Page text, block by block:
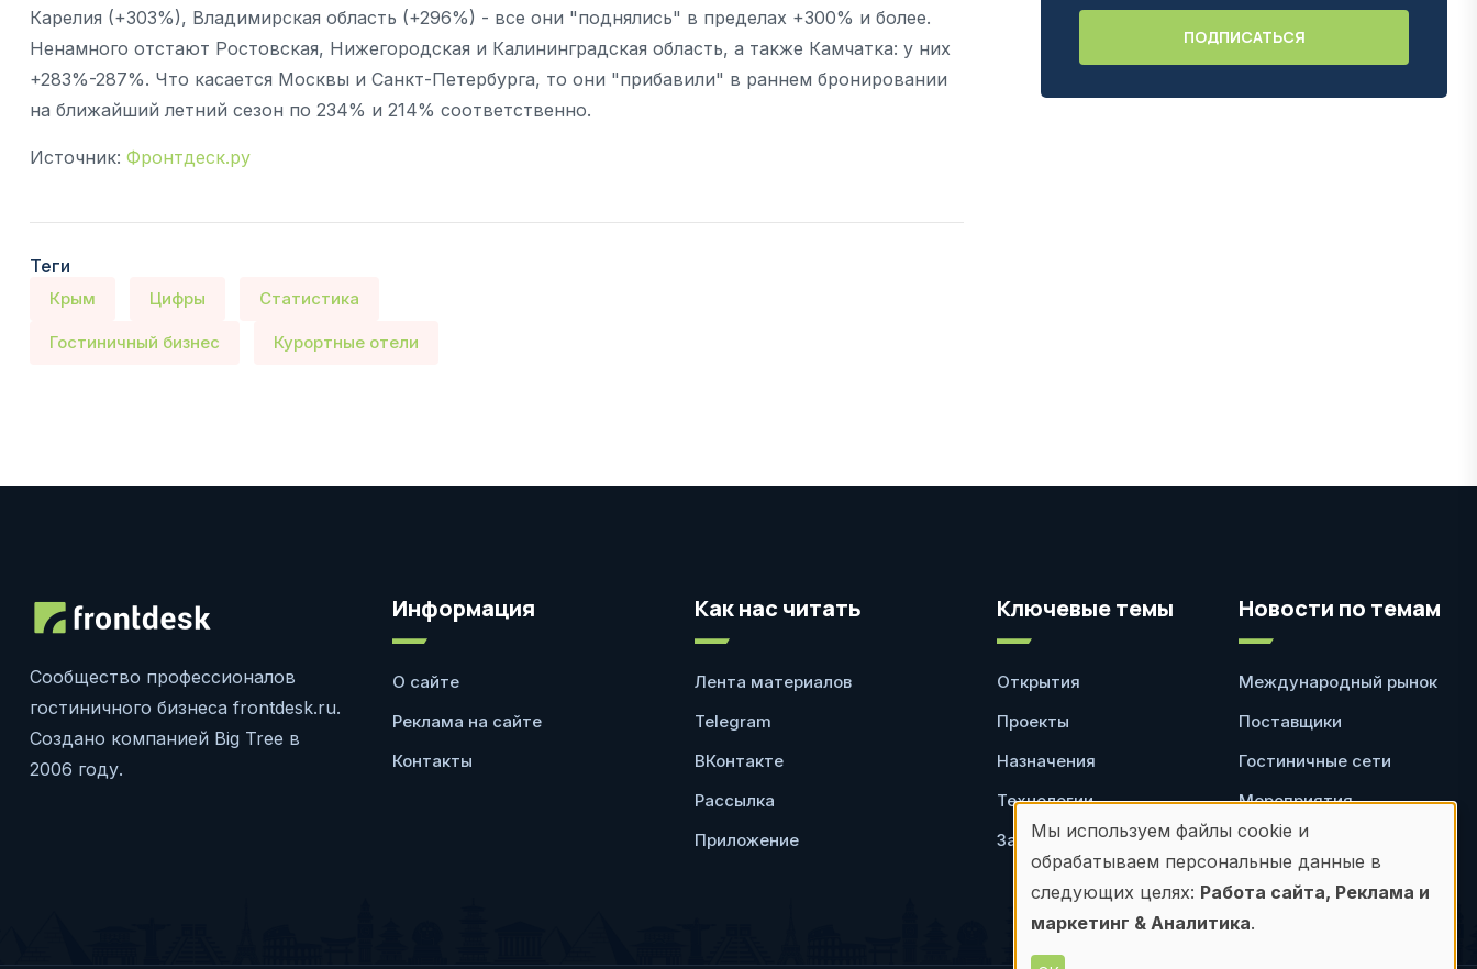
Карелия (+303%), Владимирская область (+296%) - все они "поднялись" в пределах +300% и более.
Ненамного отстают Ростовская, Нижегородская и Калининградская область, а также Камчатка: у них
+283%-287%. Что касается Москвы и Санкт-Петербурга, то они "прибавили" в раннем бронировании
на ближайший летний сезон по 234% и 214% соответственно.
Источник: Фронтдеск.ру
Теги
Крым Цифры Статистика
Гостиничный бизнес Курортные отели
Сообщество профессионалов
гостиничного бизнеса frontdesk.ru.
Создано компанией Big Tree в
2006 году.
Информация
О сайте
Реклама на сайте
Контакты
Как нас читать
Лента материалов
Telegram
ВКонтакте
Рассылка
Приложение
Ключевые темы
Открытия
Проекты
Назначения
Технологии
Законодательство
Новости по темам
Международный рынок
Поставщики
Гостиничные сети
Мероприятия
Ресторан
Использование
персональных
данных
Мы используем файлы cookie и
обрабатываем персональные данные в
следующих целях: Работа сайта, Реклама и
маркетинг & Аналитика.